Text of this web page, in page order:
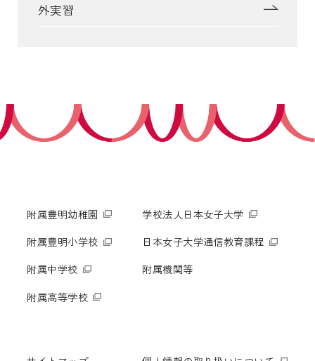
外実習
附属豊明幼稚園
附属豊明小学校
附属中学校
附属高等学校
学校法人日本女子大学
日本女子大学通信教育課程
附属機関等